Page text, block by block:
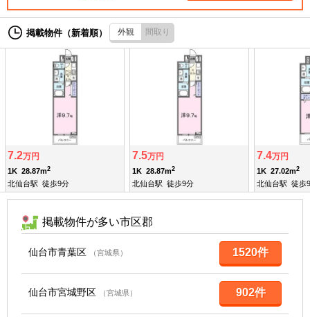
外観 間取り
掲載物件（新着順）
7.2万円
1K 28.87m2
北仙台駅 徒歩9分
7.5万円
1K 28.87m2
北仙台駅 徒歩9分
7.4万円
1K 27.02m2
北仙台駅 徒歩
掲載物件が多い市区郡
仙台市青葉区 （宮城県） 1520件
仙台市宮城野区 （宮城県） 902件